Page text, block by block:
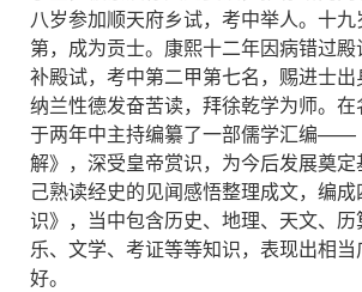
八岁参加顺天府乡试，考中举人。十
第，成为贡士。康熙十二年因病错过
补殿试，考中第二甲第七名，赐进士
纳兰性德发奋苦读，拜徐乾学为师。
于两年中主持编纂了一部儒学汇编——
解》，深受皇帝赏识，为今后发展奠定
己熟读经史的见闻感悟整理成文，编
识》，当中包含历史、地理、天文、
乐、文学、考证等等知识，表现出相
好。